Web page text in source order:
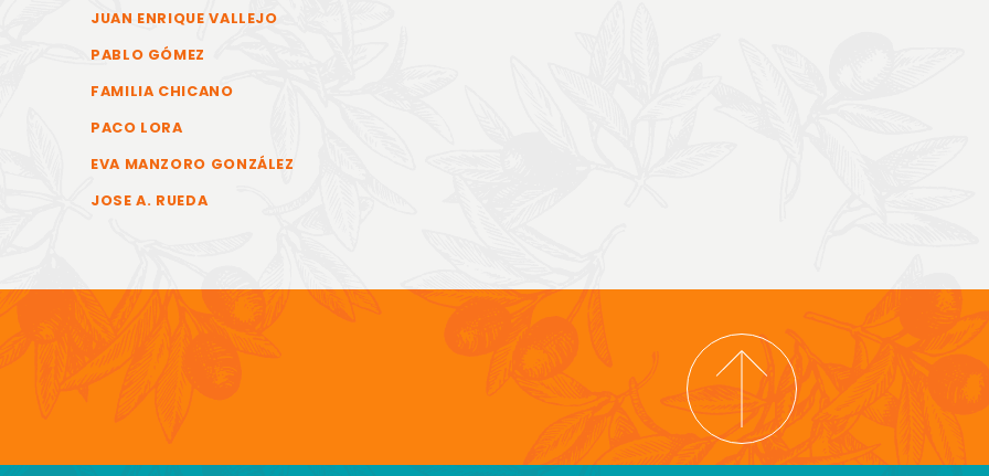
JUAN ENRIQUE VALLEJO
PABLO GÓMEZ
FAMILIA CHICANO
PACO LORA
EVA MANZORO GONZÁLEZ
JOSE A. RUEDA